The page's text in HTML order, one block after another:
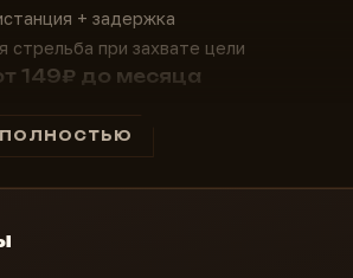
+ задержка
стрельба при захвате цели
149₽ до месяца
AIMBOT + TRIGGER для Valorant от
undetected!
ПОЛНОСТЬЮ